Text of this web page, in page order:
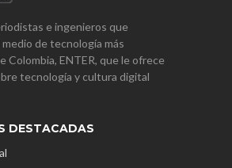
e ingenieros que
de tecnología más
Colombia, ENTER, que le ofrece
tecnología y cultura digital
DESTACADAS